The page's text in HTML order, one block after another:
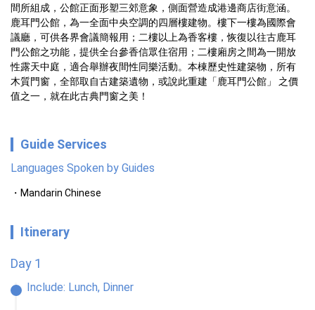
間所組成，公館正面形塑三郊意象，側面營造成港邊商店街意涵。
鹿耳門公館，為一全面中央空調的四層樓建物。樓下一樓為國際會
議廳，可供各界會議簡報用；二樓以上為香客樓，恢復以往古鹿耳
門公館之功能，提供全台參香信眾住宿用；二樓廂房之間為一開放
性露天中庭，適合舉辦夜間性同樂活動。本棟歷史性建築物，所有
木質門窗，全部取自古建築遺物，或說此重建「鹿耳門公館」 之價
值之一，就在此古典門窗之美！
Guide Services
Languages Spoken by Guides
Mandarin Chinese
Itinerary
Day 1
Include: Lunch, Dinner